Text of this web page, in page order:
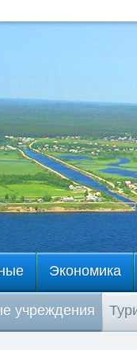
Экономика
учреждения